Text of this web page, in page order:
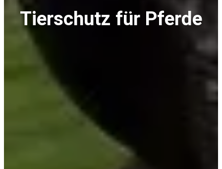
Tierschutz für Pferde